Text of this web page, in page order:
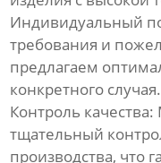
Индивидуальный
требования и
предлагаем
конкретного случая.
Контроль качества:
тщательный
производства, что